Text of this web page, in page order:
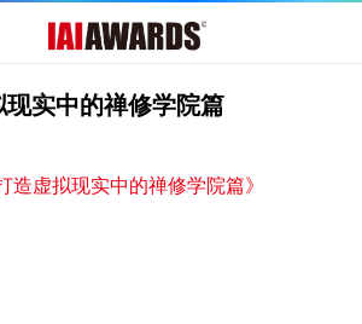
现实中的禅修学院篇
造虚拟现实中的禅修学院篇》